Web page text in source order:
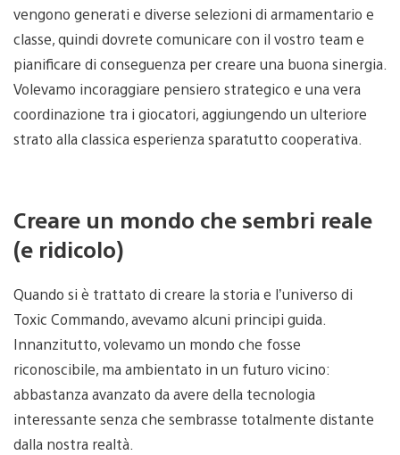
vengono generati e diverse selezioni di armamentario e
classe, quindi dovrete comunicare con il vostro team e
pianificare di conseguenza per creare una buona sinergia.
Volevamo incoraggiare pensiero strategico e una vera
coordinazione tra i giocatori, aggiungendo un ulteriore
strato alla classica esperienza sparatutto cooperativa.
Creare un mondo che sembri reale
(e ridicolo)
Quando si è trattato di creare la storia e l’universo di
Toxic Commando, avevamo alcuni principi guida.
Innanzitutto, volevamo un mondo che fosse
riconoscibile, ma ambientato in un futuro vicino:
abbastanza avanzato da avere della tecnologia
interessante senza che sembrasse totalmente distante
dalla nostra realtà.